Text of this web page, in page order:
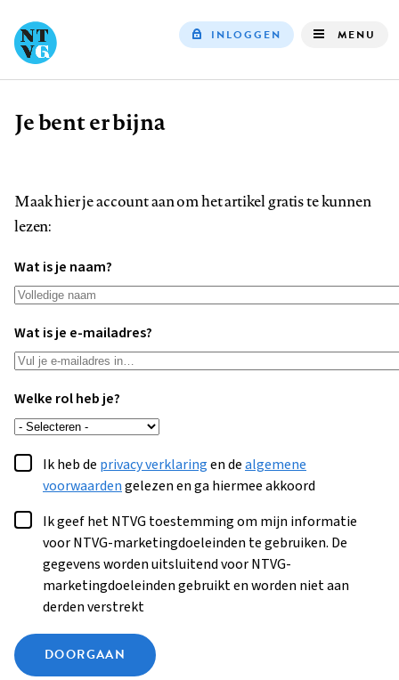
INLOGGEN MENU
Kruimelpad
Je bent er bijna
Maak hier je account aan om het artikel gratis te kunnen
lezen:
Wat is je naam?
Wat is je e-mailadres?
Welke rol heb je?
Ik heb de privacy verklaringen dealgemene
voorwaardengelezen en ga hiermee akkoord
Ik geef het NTVG toestemming om mijn informatie
voor NTVG-marketingdoeleinden te gebruiken. De
gegevens worden uitsluitend voor NTVG-
marketingdoeleinden gebruikt en worden niet aan
derden verstrekt
DOORGAAN